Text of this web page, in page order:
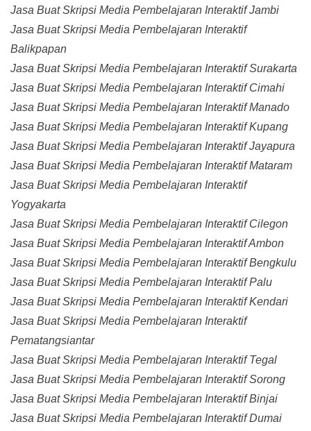
Jasa Buat Skripsi Media Pembelajaran Interaktif Jambi
Jasa Buat Skripsi Media Pembelajaran Interaktif
Balikpapan
Jasa Buat Skripsi Media Pembelajaran Interaktif Surakarta
Jasa Buat Skripsi Media Pembelajaran Interaktif Cimahi
Jasa Buat Skripsi Media Pembelajaran Interaktif Manado
Jasa Buat Skripsi Media Pembelajaran Interaktif Kupang
Jasa Buat Skripsi Media Pembelajaran Interaktif Jayapura
Jasa Buat Skripsi Media Pembelajaran Interaktif Mataram
Jasa Buat Skripsi Media Pembelajaran Interaktif
Yogyakarta
Jasa Buat Skripsi Media Pembelajaran Interaktif Cilegon
Jasa Buat Skripsi Media Pembelajaran Interaktif Ambon
Jasa Buat Skripsi Media Pembelajaran Interaktif Bengkulu
Jasa Buat Skripsi Media Pembelajaran Interaktif Palu
Jasa Buat Skripsi Media Pembelajaran Interaktif Kendari
Jasa Buat Skripsi Media Pembelajaran Interaktif
Pematangsiantar
Jasa Buat Skripsi Media Pembelajaran Interaktif Tegal
Jasa Buat Skripsi Media Pembelajaran Interaktif Sorong
Jasa Buat Skripsi Media Pembelajaran Interaktif Binjai
Jasa Buat Skripsi Media Pembelajaran Interaktif Dumai